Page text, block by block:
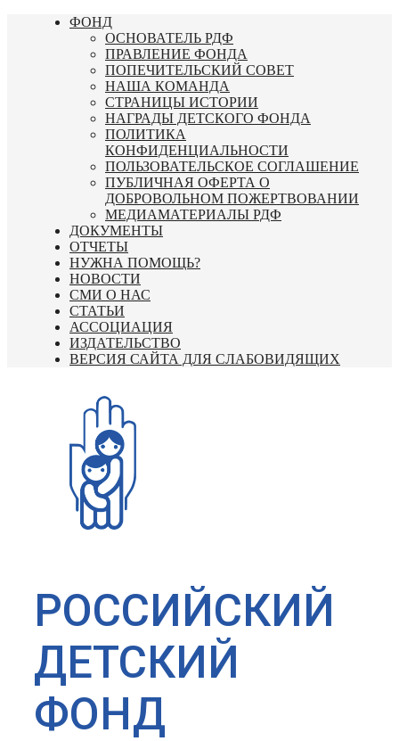
Перейти
ФОНД
ОСНОВАТЕЛЬ РДФ
ПРАВЛЕНИЕ ФОНДА
ПОПЕЧИТЕЛЬСКИЙ СОВЕТ
НАША КОМАНДА
СТРАНИЦЫ ИСТОРИИ
НАГРАДЫ ДЕТСКОГО ФОНДА
ПОЛИТИКА
КОНФИДЕНЦИАЛЬНОСТИ
ПОЛЬЗОВАТЕЛЬСКОЕ СОГЛАШЕНИЕ
ПУБЛИЧНАЯ ОФЕРТА О
ДОБРОВОЛЬНОМ ПОЖЕРТВОВАНИИ
МЕДИАМАТЕРИАЛЫ РДФ
ДОКУМЕНТЫ
ОТЧЕТЫ
НУЖНА ПОМОЩЬ?
НОВОСТИ
СМИ О НАС
СТАТЬИ
АССОЦИАЦИЯ
ИЗДАТЕЛЬСТВО
ВЕРСИЯ САЙТА ДЛЯ СЛАБОВИДЯЩИХ
РОССИЙСКИЙ
ДЕТСКИЙ
ФОНД